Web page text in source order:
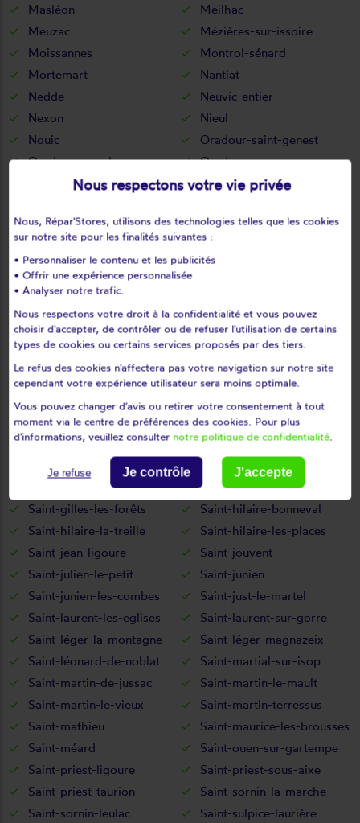
Masléon
Meilhac
Meuzac
Mézières-sur-issoire
Moissannes
Montrol-sénard
Mortemart
Nantiat
Nedde
Neuvic-entier
Nexon
Nieul
Nouic
Oradour-saint-genest
Oradour-sur-glane
Oradour-sur-vayres
Panazol
Peyrat-le-château
Peyrilhac
Razès
Rilhac-lastours
Rochechouart
Roussac
Royères
Roziers-saint-georges
Saint-amand-magnazeix
Saint-auvent
Saint-barbant
Saint-bazile
Saint-bonnet-briance
Saint-bonnet-de-bellac
Saint-brice-sur-vienne
Saint-denis-des-murs
Saint-gence
Saint-genest-sur-roselle
Saint-georges-les-landes
Saint-germain-les-belles
Saint-gilles-les-forêts
Saint-hilaire-bonneval
Saint-hilaire-la-treille
Saint-hilaire-les-places
Saint-jean-ligoure
Saint-jouvent
Saint-julien-le-petit
Saint-junien
Saint-junien-les-combes
Saint-just-le-martel
Saint-laurent-les-eglises
Saint-laurent-sur-gorre
Saint-léger-la-montagne
Saint-léger-magnazeix
Saint-léonard-de-noblat
Saint-martial-sur-isop
Saint-martin-de-jussac
Saint-martin-le-mault
Saint-martin-le-vieux
Saint-martin-terressus
Saint-mathieu
Saint-maurice-les-brousses
Saint-méard
Saint-ouen-sur-gartempe
Saint-priest-ligoure
Saint-priest-sous-aixe
Saint-priest-taurion
Saint-sornin-la-marche
Saint-sornin-leulac
Saint-sulpice-laurière
Nous respectons votre vie privée
Nous, Répar'Stores, utilisons des technologies telles que les cookies
sur notre site pour les finalités suivantes :
• Personnaliser le contenu et les publicités
• Offrir une expérience personnalisée
• Analyser notre trafic.
Nous respectons votre droit à la confidentialité et vous pouvez
choisir d'accepter, de contrôler ou de refuser l'utilisation de certains
types de cookies ou certains services proposés par des tiers.
Le refus des cookies n'affectera pas votre navigation sur notre site
cependant votre expérience utilisateur sera moins optimale.
Vous pouvez changer d'avis ou retirer votre consentement à tout
moment via le centre de préférences des cookies. Pour plus
d'informations, veuillez consulter notre politique de confidentialité.
Je refuse Je contrôle J'accepte